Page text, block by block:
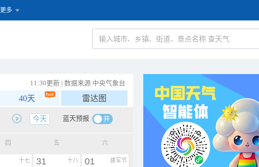
更多
11:30更新 | 数据来源 中央气象台
40天 雷达图
蓝天预报
今天
四 五 六
十七 十八
31 建军节
01